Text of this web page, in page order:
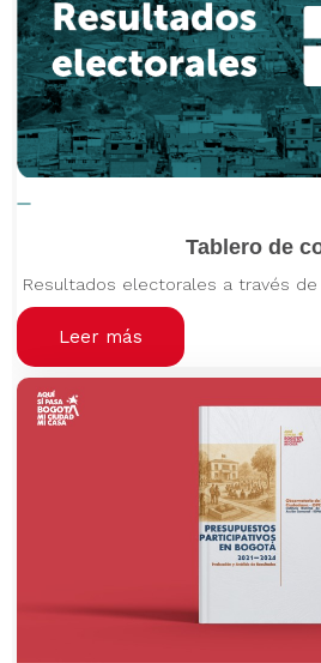
Tablero de
Resultados electorales a través de
Leer más